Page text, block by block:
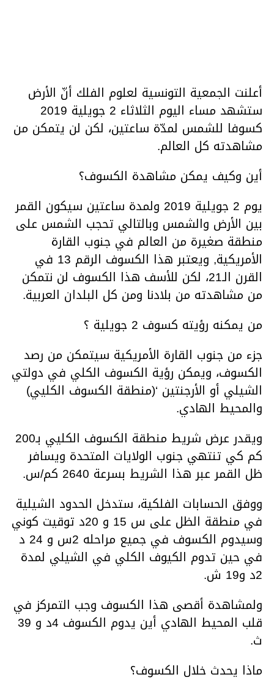
أعلنت الجمعية التونسية لعلوم الفلك أنّ الأرض
ستشهد مساء اليوم الثلاثاء 2 جويلية 2019
كسوفا للشمس لمدّة ساعتين، لكن لن يتمكن من
مشاهدته كل العالم.
أين وكيف يمكن مشاهدة الكسوف؟
يوم 2 جويلية 2019 ولمدة ساعتين سيكون القمر
بين الأرض والشمس وبالتالي تحجب الشمس على
منطقة صغيرة من العالم في جنوب القارة
الأمريكية, ويعتبر هذا الكسوف الرقم 13 في
القرن الـ21، لكن للأسف هذا الكسوف لن نتمكن
من مشاهدته من بلادنا ومن كل البلدان العربية.
من يمكنه رؤيته كسوف 2 جويلية ؟
جزء من جنوب القارة الأمريكية سيتمكن من رصد
الكسوف، ويمكن رؤية الكسوف الكلي في دولتي
الشيلي أو الأرجنتين ‘(منطقة الكسوف الكليي)
والمحيط الهادي.
ويقدر عرض شريط منطقة الكسوف الكليي بـ200
كم كي تنتهي جنوب الولايات المتحدة ويسافر
ظل القمر عبر هذا الشريط بسرعة 2640 كم/س.
ووفق الحسابات الفلكية، ستدخل الحدود الشيلية
في منطقة الظل على س 15 و 20د توقيت كوني
وسيدوم الكسوف في جميع مراحله 2س و 24 د
في حين تدوم الكيوف الكلي في الشيلي لمدة
2د و19 ش.
ولمشاهدة أقصى هذا الكسوف وجب التمركز في
قلب المحيط الهادي أين يدوم الكسوف 4د و 39
ث.
ماذا يحدث خلال الكسوف؟